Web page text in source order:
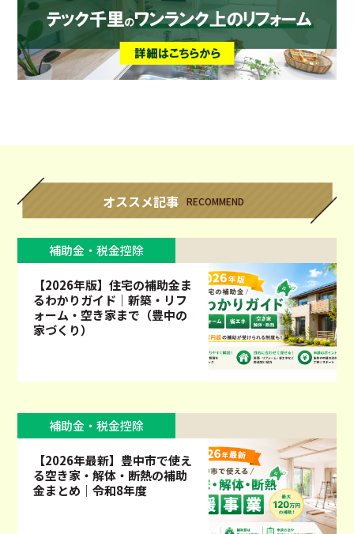
オススメ記事 RECOMMEND
補助金・税金控除
【2026年版】住宅の補助金ま
るわかりガイド｜新築・リフ
ォーム・空き家まで（豊中の
家づくり）
補助金・税金控除
【2026年最新】豊中市で使え
る空き家・解体・断熱の補助
金まとめ｜令和8年度